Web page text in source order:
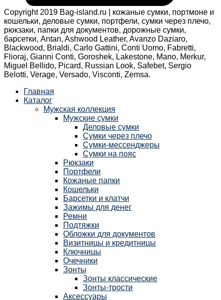
Copyright 2019 Bag-island.ru | кожаные сумки, портмоне и
кошельки, деловые сумки, портфели, сумки через плечо,
рюкзаки, папки для документов, дорожные сумки,
барсетки, Antan, Ashwood Leather, Avanzo Daziaro,
Blackwood, Brialdi, Carlo Gattini, Conti Uomo, Fabretti,
Flioraj, Gianni Conti, Goroshek, Lakestone, Mano, Merkur,
Miguel Bellido, Picard, Russian Look, Safebet, Sergio
Belotti, Verage, Versado, Visconti, Zemsa.
Главная
Каталог
Мужская коллекция
Мужские сумки
Деловые сумки
Сумки через плечо
Сумки-мессенджеры
Сумки на пояс
Рюкзаки
Портфели
Кожаные папки
Кошельки
Барсетки и клатчи
Зажимы для денег
Ремни
Подтяжки
Обложки для документов
Визитницы и кредитницы
Ключницы
Очечники
Зонты
Зонты классические
Зонты-трости
Аксессуары